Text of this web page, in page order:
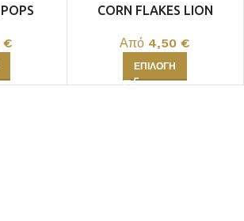
€
CORN FLAKES LION
Από 4,50€
ΕΠΙΛΟΓΉ